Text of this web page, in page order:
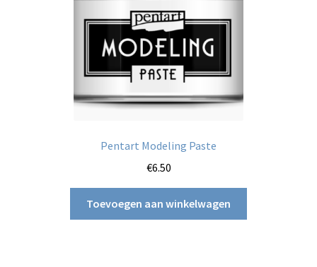
Pentart Modeling Paste
€6.50
Toevoegen aan winkelwagen